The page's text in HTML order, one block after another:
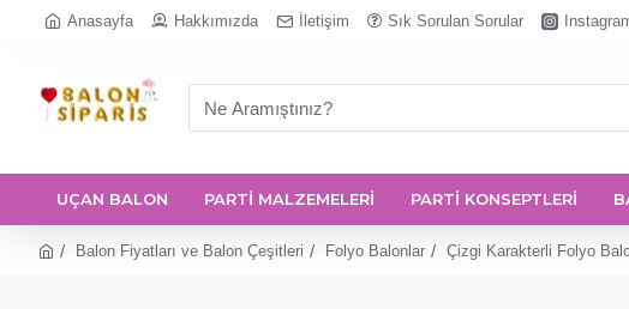
Anasayfa Hakkımızda İletişim Sık Sorulan Sorular
UÇAN BALON PARTİ MALZEMELERİ PARTİ KONSEPTLERİ
Balon Fiyatları ve Balon Çeşitleri Folyo Balonlar Çizgi Karakterli Folyo